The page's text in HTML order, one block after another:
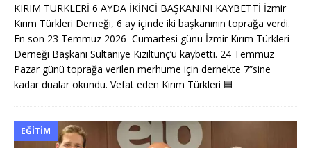
KIRIM TÜRKLERİ 6 AYDA İKİNCİ BAŞKANINI KAYBETTİ İzmir
Kırım Türkleri Derneği, 6 ay içinde iki başkanının toprağa verdi.
En son 23 Temmuz 2026 Cumartesi günü İzmir Kırım Türkleri
Derneği Başkanı Sultaniye Kızıltunç’u kaybetti. 24 Temmuz
Pazar günü toprağa verilen merhume için dernekte 7”sine
kadar dualar okundu. Vefat eden Kırım Türkleri 🟦
EĞITIM